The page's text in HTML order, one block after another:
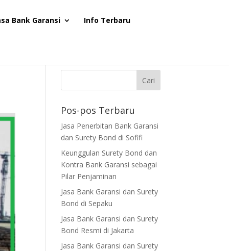
Bank Garansi Info Terbaru
Pos-pos Terbaru
Jasa Penerbitan Bank Garansi
dan Surety Bond di Sofifi
Keunggulan Surety Bond dan
Kontra Bank Garansi sebagai
Pilar Penjaminan
Jasa Bank Garansi dan Surety
Bond di Sepaku
Jasa Bank Garansi dan Surety
Bond Resmi di Jakarta
Jasa Bank Garansi dan Surety